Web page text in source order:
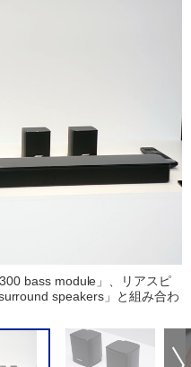
bass module」、リアスピ
speakers」と組み合わ